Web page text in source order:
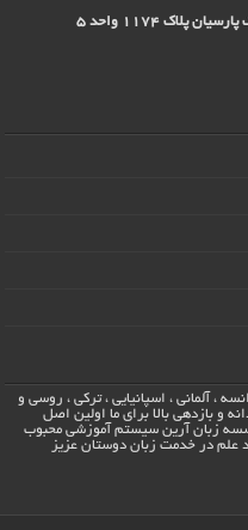
پلاک 1174 واحد 5
، آلمانی ، اسپانیایی ، ترکی ، روسی و
و بازدهی بالا برای ما اولین اصل
زبان آرین سیستم آموزشی محبوب
علم در خدمت زبان دوستان عزیز